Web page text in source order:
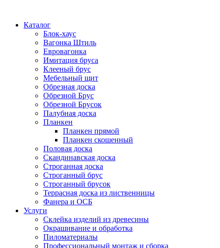
Каталог
Блок-хаус
Вагонка Штиль
Евровагонка
Имитация бруса
Клееный брус
Мебельный щит
Обрезная доска
Обрезной Брус
Обрезной Брусок
Палубная доска
Планкен
Планкен прямой
Планкен скошенный
Половая доска
Скандинавская доска
Строганная доска
Строганный брус
Строганный брусок
Террасная доска из лиственницы
Фанера и ОСБ
Услуги
Склейка изделий из древесины
Окрашивание и обработка
Пиломатериалы
Профессиональный монтаж и сборка